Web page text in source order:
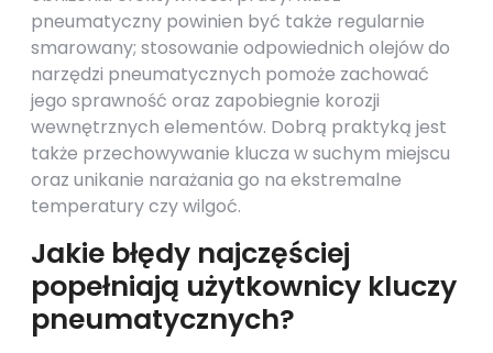
pneumatyczny powinien być także regularnie
smarowany; stosowanie odpowiednich olejów do
narzędzi pneumatycznych pomoże zachować
jego sprawność oraz zapobiegnie korozji
wewnętrznych elementów. Dobrą praktyką jest
także przechowywanie klucza w suchym miejscu
oraz unikanie narażania go na ekstremalne
temperatury czy wilgoć.
Jakie błędy najczęściej
popełniają użytkownicy kluczy
pneumatycznych?